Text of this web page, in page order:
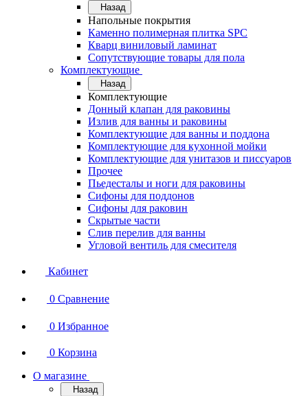
Назад
Напольные покрытия
Каменно полимерная плитка SPC
Кварц виниловый ламинат
Сопутствующие товары для пола
Комплектующие
Назад
Комплектующие
Донный клапан для раковины
Излив для ванны и раковины
Комплектующие для ванны и поддона
Комплектующие для кухонной мойки
Комплектующие для унитазов и писсуаров
Прочее
Пьедесталы и ноги для раковины
Сифоны для поддонов
Сифоны для раковин
Скрытые части
Слив перелив для ванны
Угловой вентиль для смесителя
Кабинет
0 Сравнение
0 Избранное
0 Корзина
О магазине
Назад